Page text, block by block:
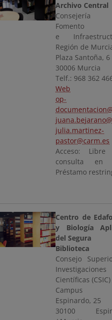
Archivo Central
Fomento
e
Región de
Plaza Santoña, 6
30006 Murcia
Telf.: 968 362
Web
op-
julia.martinez-
pastor@carm.es
Acceso: Libre
consulta en
Préstamo
Centro de
y Biología
del Segura
Biblioteca
Consejo
Investigaciones
Científicas (CSIC)
Campus
Espinardo, 25
30100